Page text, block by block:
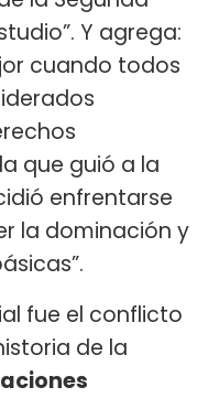
Y agrega:
cuando todos
que guió a la
enfrentarse
la dominación y
fue el conflicto
de la